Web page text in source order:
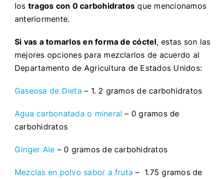
los tragos con 0 carbohidratos que mencionamos
anteriormente.
Si vas a tomarlos en forma de cóctel, estas son las
mejores opciones para mezclarlos de acuerdo al
Departamento de Agricultura de Estados Unidos:
Gaseosa de Dieta – 1. 2 gramos de carbohidratos
Agua carbonatada o mineral – 0 gramos de
carbohidratos
Ginger Ale – 0 gramos de carbohidratos
Mezclas en polvo sabor a fruta – 1.75 gramos de